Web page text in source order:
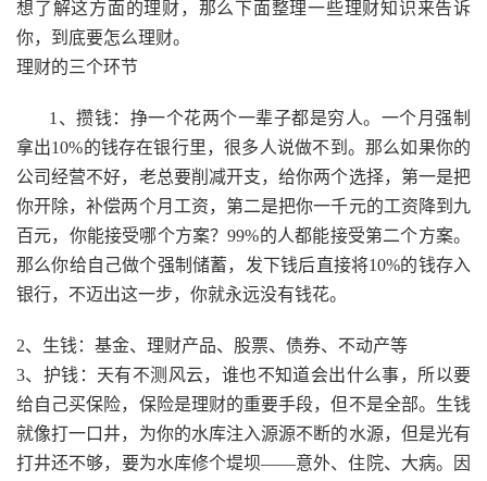
想了解这方面的理财，那么下面整理一些理财知识来告诉
你，到底要怎么理财。
理财的三个环节
1、攒钱：挣一个花两个一辈子都是穷人。一个月强制
拿出10%的钱存在银行里，很多人说做不到。那么如果你的
公司经营不好，老总要削减开支，给你两个选择，第一是把
你开除，补偿两个月工资，第二是把你一千元的工资降到九
百元，你能接受哪个方案？99%的人都能接受第二个方案。
那么你给自己做个强制储蓄，发下钱后直接将10%的钱存入
银行，不迈出这一步，你就永远没有钱花。
2、生钱：基金、理财产品、股票、债券、不动产等
3、护钱：天有不测风云，谁也不知道会出什么事，所以要
给自己买保险，保险是理财的重要手段，但不是全部。生钱
就像打一口井，为你的水库注入源源不断的水源，但是光有
打井还不够，要为水库修个堤坝——意外、住院、大病。因